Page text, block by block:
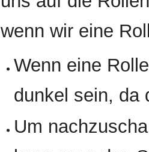
wenn wir eine
Wenn eine
dunkel sein, da
Um